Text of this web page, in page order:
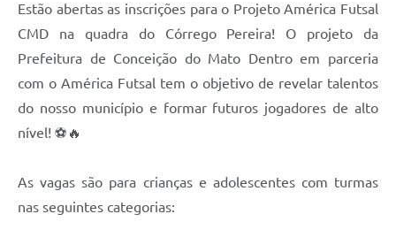
Contratos
Arquivos para Download
Estão abertas as inscrições para o Projeto América Futsal
CMD na quadra do Córrego Pereira! O projeto da
Prefeitura de Conceição do Mato Dentro em parceria
com o América Futsal tem o objetivo de revelar talentos
do nosso município e formar futuros jogadores de alto
nível! ⚽🔥
As vagas são para crianças e adolescentes com turmas
nas seguintes categorias: